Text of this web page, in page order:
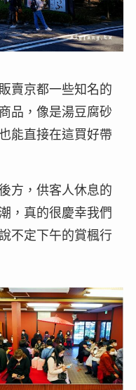
賣京都一些知名的
品，像是湯豆腐砂
能直接在這買好帶
方，供客人休息的
，真的很慶幸我們
不定下午的賞楓行